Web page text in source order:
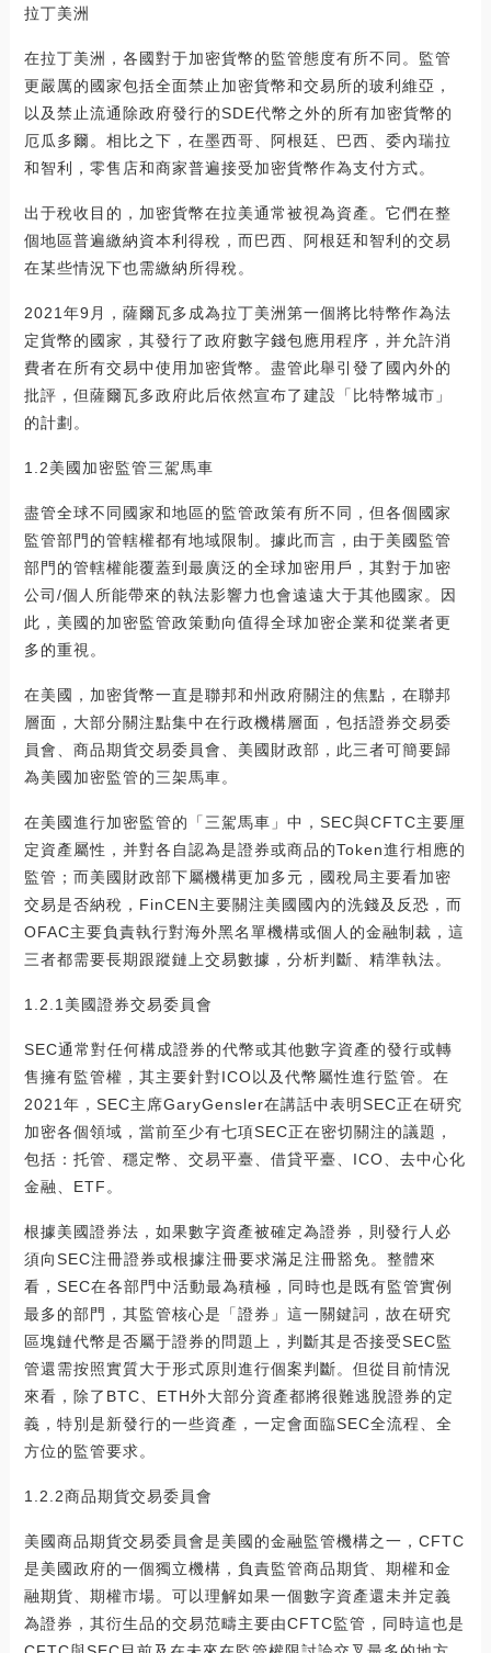
拉丁美洲
在拉丁美洲，各國對于加密貨幣的監管態度有所不同。監管
更嚴厲的國家包括全面禁止加密貨幣和交易所的玻利維亞，
以及禁止流通除政府發行的SDE代幣之外的所有加密貨幣的
厄瓜多爾。相比之下，在墨西哥、阿根廷、巴西、委內瑞拉
和智利，零售店和商家普遍接受加密貨幣作為支付方式。
出于稅收目的，加密貨幣在拉美通常被視為資產。它們在整
個地區普遍繳納資本利得稅，而巴西、阿根廷和智利的交易
在某些情況下也需繳納所得稅。
2021年9月，薩爾瓦多成為拉丁美洲第一個將比特幣作為法
定貨幣的國家，其發行了政府數字錢包應用程序，并允許消
費者在所有交易中使用加密貨幣。盡管此舉引發了國內外的
批評，但薩爾瓦多政府此后依然宣布了建設「比特幣城市」
的計劃。
1.2美國加密監管三駕馬車
盡管全球不同國家和地區的監管政策有所不同，但各個國家
監管部門的管轄權都有地域限制。據此而言，由于美國監管
部門的管轄權能覆蓋到最廣泛的全球加密用戶，其對于加密
公司/個人所能帶來的執法影響力也會遠遠大于其他國家。因
此，美國的加密監管政策動向值得全球加密企業和從業者更
多的重視。
在美國，加密貨幣一直是聯邦和州政府關注的焦點，在聯邦
層面，大部分關注點集中在行政機構層面，包括證券交易委
員會、商品期貨交易委員會、美國財政部，此三者可簡要歸
為美國加密監管的三架馬車。
在美國進行加密監管的「三駕馬車」中，SEC與CFTC主要厘
定資產屬性，并對各自認為是證券或商品的Token進行相應的
監管；而美國財政部下屬機構更加多元，國稅局主要看加密
交易是否納稅，FinCEN主要關注美國國內的洗錢及反恐，而
OFAC主要負責執行對海外黑名單機構或個人的金融制裁，這
三者都需要長期跟蹤鏈上交易數據，分析判斷、精準執法。
1.2.1美國證券交易委員會
SEC通常對任何構成證券的代幣或其他數字資產的發行或轉
售擁有監管權，其主要針對ICO以及代幣屬性進行監管。在
2021年，SEC主席GaryGensler在講話中表明SEC正在研究
加密各個領域，當前至少有七項SEC正在密切關注的議題，
包括：托管、穩定幣、交易平臺、借貸平臺、ICO、去中心化
金融、ETF。
根據美國證券法，如果數字資產被確定為證券，則發行人必
須向SEC注冊證券或根據注冊要求滿足注冊豁免。整體來
看，SEC在各部門中活動最為積極，同時也是既有監管實例
最多的部門，其監管核心是「證券」這一關鍵詞，故在研究
區塊鏈代幣是否屬于證券的問題上，判斷其是否接受SEC監
管還需按照實質大于形式原則進行個案判斷。但從目前情況
來看，除了BTC、ETH外大部分資產都將很難逃脫證券的定
義，特別是新發行的一些資產，一定會面臨SEC全流程、全
方位的監管要求。
1.2.2商品期貨交易委員會
美國商品期貨交易委員會是美國的金融監管機構之一，CFTC
是美國政府的一個獨立機構，負責監管商品期貨、期權和金
融期貨、期權市場。可以理解如果一個數字資產還未并定義
為證券，其衍生品的交易范疇主要由CFTC監管，同時這也是